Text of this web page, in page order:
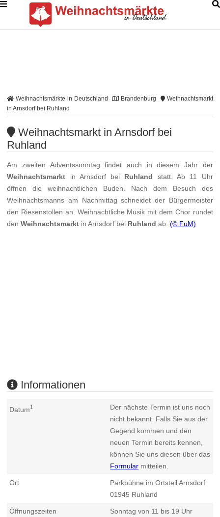
Weihnachtsmärkte in Deutschland Brandenburg
Weihnachtsmarkt
in Arnsdorf bei Ruhland
Weihnachtsmarkt in Arnsdorf bei
Ruhland
Am zweiten Adventssonntag findet auch in diesem Jahr der
Weihnachtsmarkt in Arnsdorf bei Ruhland statt. Ab 11 Uhr
öffnen die weihnachtlichen Buden. Nach dem Besuch des
Weihnachtsmanns am Nachmittag schneidet der Bürgermeister
den Riesenstollen an. Weihnachtliche Musik mit dem Chor rundet
denWeihnachtsmarkt in Arnsdorf bei Ruhland ab.(© FuM)
Informationen
Datum1
Der nächste Termin ist uns noch
nicht bekannt. Falls Sie aus der
Gegend kommen und den
neuen Termin bereits kennen,
können Sie uns diesen über das
Formular mitteilen.
Ort
Parkbühne im Ortsteil Arnsdorf
01945 Ruhland
Öffnungszeiten Sonntag von 11 bis 19 Uhr